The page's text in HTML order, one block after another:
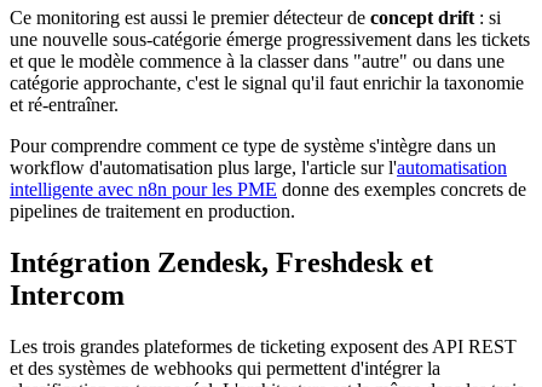
Ce monitoring est aussi le premier détecteur de concept drift : si
une nouvelle sous-catégorie émerge progressivement dans les tickets
et que le modèle commence à la classer dans "autre" ou dans une
catégorie approchante, c'est le signal qu'il faut enrichir la taxonomie
et ré-entraîner.
Pour comprendre comment ce type de système s'intègre dans un
workflow d'automatisation plus large, l'article sur l'automatisation
intelligente avec n8n pour les PME donne des exemples concrets de
pipelines de traitement en production.
Intégration Zendesk, Freshdesk et
Intercom
Les trois grandes plateformes de ticketing exposent des API REST
et des systèmes de webhooks qui permettent d'intégrer la